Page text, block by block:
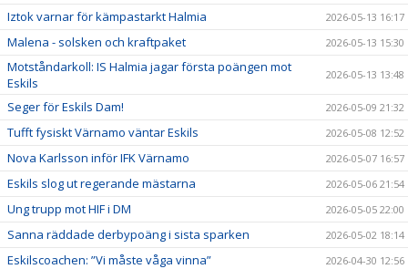
Iztok varnar för kämpastarkt Halmia 2026-05-13 16:17
Malena - solsken och kraftpaket 2026-05-13 15:30
Motståndarkoll: IS Halmia jagar första poängen mot
Eskils
2026-05-13 13:48
Seger för Eskils Dam! 2026-05-09 21:32
Tufft fysiskt Värnamo väntar Eskils 2026-05-08 12:52
Nova Karlsson inför IFK Värnamo 2026-05-07 16:57
Eskils slog ut regerande mästarna 2026-05-06 21:54
Ung trupp mot HIF i DM 2026-05-05 22:00
Sanna räddade derbypoäng i sista sparken 2026-05-02 18:14
Eskilscoachen: ”Vi måste våga vinna” 2026-04-30 12:56